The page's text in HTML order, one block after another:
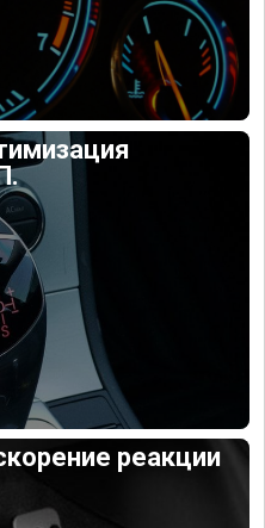
реакции